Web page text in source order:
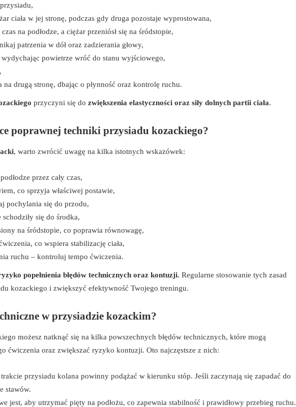
ciała w jej stronę, podczas gdy druga pozostaje wyprostowana,
na podłodze, a ciężar przeniósł się na śródstopie,
patrzenia w dół oraz zadzierania głowy,
powietrze wróć do stanu wyjściowego,
drugą stronę, dbając o płynność oraz kontrolę ruchu.
przyczyni się do zwiększenia elastyczności oraz siły dolnych partii ciała.
poprawnej techniki przysiadu kozackiego?
, warto zwrócić uwagę na kilka istotnych wskazówek:
przez cały czas,
co sprzyja właściwej postawie,
pochylania się do przodu,
się do środka,
na śródstopie, co poprawia równowagę,
co wspiera stabilizację ciała,
ruchu – kontroluj tempo ćwiczenia.
popełnienia błędów technicznych oraz kontuzji. Regularne stosowanie tych zasad
kozackiego i zwiększyć efektywność Twojego treningu.
w przysiadzie kozackim?
możesz natknąć się na kilka powszechnych błędów technicznych, które mogą
ćwiczenia oraz zwiększać ryzyko kontuzji. Oto najczęstsze z nich:
przysiadu kolana powinny podążać w kierunku stóp. Jeśli zaczynają się zapadać do
stawów.
jest, aby utrzymać pięty na podłożu, co zapewnia stabilność i prawidłowy przebieg ruchu.